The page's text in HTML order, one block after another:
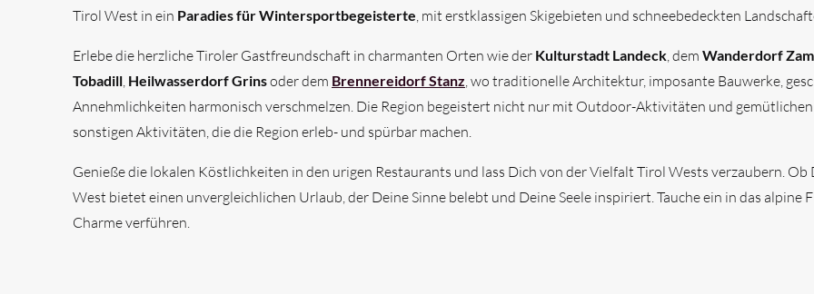
Tirol West in ein Paradies für Wintersportbegeisterte , mit erstklassigen Skigebieten und schneebedeckten
Erlebe die herzliche Tiroler Gastfreundschaft in charmanten Orten wie der Kulturstadt Landeck , dem Wanderdorf
Tobadill Heilwasserdorf Grinsoder dem Brennereidorf Stanz , wo traditionelle Architektur, imposante Bauwerke,
Annehmlichkeiten harmonisch verschmelzen. Die Region begeistert nicht nur mit Outdoor-Aktivitäten und
sonstigen Aktivitäten, die die Region erleb- und spürbar machen.
Genieße die lokalen Köstlichkeiten in den urigen Restaurants und lass Dich von der Vielfalt Tirol Wests verzaubern.
West bietet einen unvergleichlichen Urlaub, der Deine Sinne belebt und Deine Seele inspiriert. Tauche ein in das
Charme verführen.